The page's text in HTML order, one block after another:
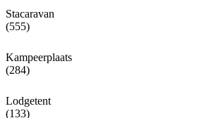
Stacaravan
(555)
Kampeerplaats
(284)
Lodgetent
(133)